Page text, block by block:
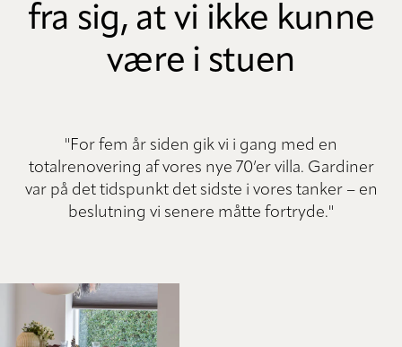
fra sig, at vi ikke kunne
være i stuen
"For fem år siden gik vi i gang med en
totalrenovering af vores nye 70’er villa. Gardiner
var på det tidspunkt det sidste i vores tanker – en
beslutning vi senere måtte fortryde."